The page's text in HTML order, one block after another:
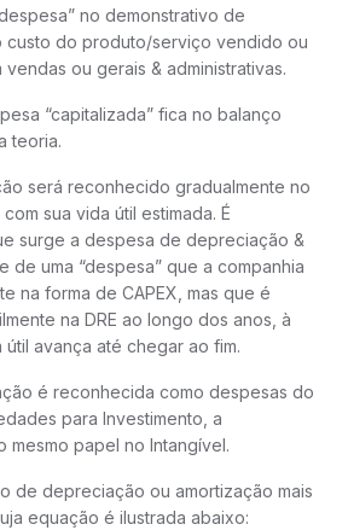
no demonstrativo de
custo do produto/serviço vendido ou
ou gerais & administrativas.
“capitalizada” fica no balanço
teoria.
será reconhecido gradualmente no
sua vida útil estimada. É
surge a despesa de depreciação &
de uma “despesa” que a companhia
na forma de CAPEX, mas que é
na DRE ao longo dos anos, à
avança até chegar ao fim.
é reconhecida como despesas do
para Investimento, a
mesmo papel no Intangível.
de depreciação ou amortização mais
equação é ilustrada abaixo: